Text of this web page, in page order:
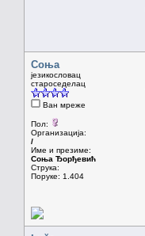
Соња
језикословац
староседелац
Ван мреже
Пол:
Организација:
/
Име и презиме:
Соња Ђорђевић
Струка:
Поруке: 1.404